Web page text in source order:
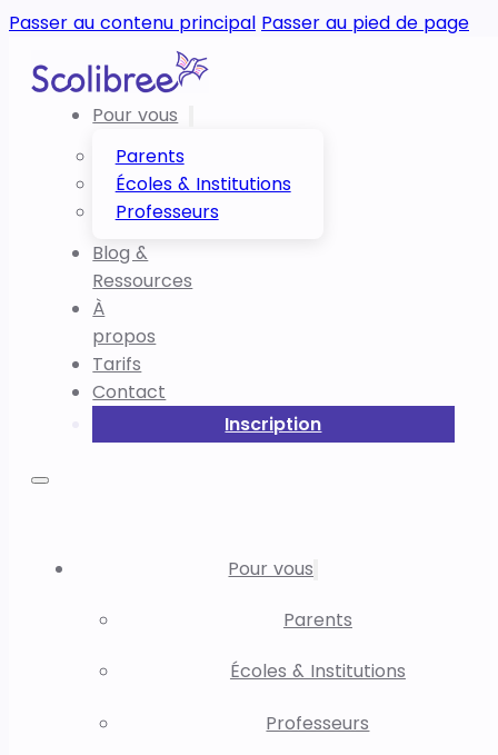
Passer au contenu principal Passer au pied de page
Pour vous
Parents
Écoles & Institutions
Professeurs
Blog &
Ressources
À
propos
Tarifs
Contact
Inscription
Pour vous
Parents
Écoles & Institutions
Professeurs